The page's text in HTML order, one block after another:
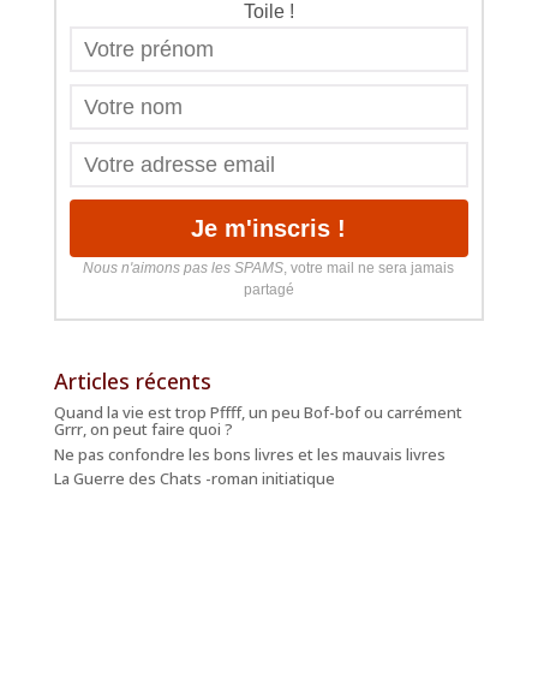
Toile !
Nous n'aimons pas les SPAMS, votre mail ne sera jamais
partagé
Articles récents
Quand la vie est trop Pffff, un peu Bof-bof ou carrément
Grrr, on peut faire quoi ?
Ne pas confondre les bons livres et les mauvais livres
La Guerre des Chats -roman initiatique